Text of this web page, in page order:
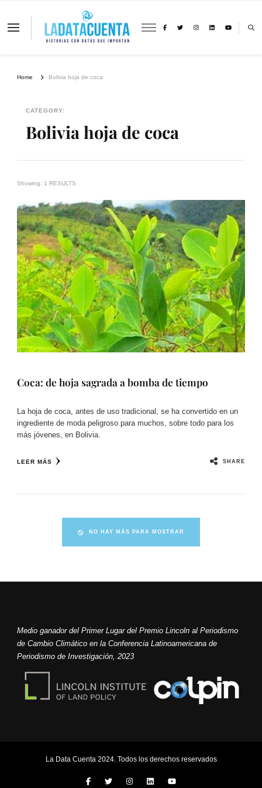
La Data Cuenta es una plataforma
Home Bolivia hoja de coca
CATEGORY:
Bolivia hoja de coca
Showing: 1 RESULTS
Coca: de hoja sagrada a bomba de tiempo
La hoja de coca, antes de uso tradicional, se ha convertido en un
ingrediente de moda peligroso para muchos, sobre todo para los
más jóvenes, en Bolivia.
LEER MÁS SHARE
NO HAY MÁS PARA MOSTRAR
Medio ganador del Primer Lugar del Premio Lincoln al Periodismo
de Cambio Climático en la Conferencia Latinoamericana de
Periodismo de Investigación, 2023
La Data Cuenta 2024. Todos los derechos reservados